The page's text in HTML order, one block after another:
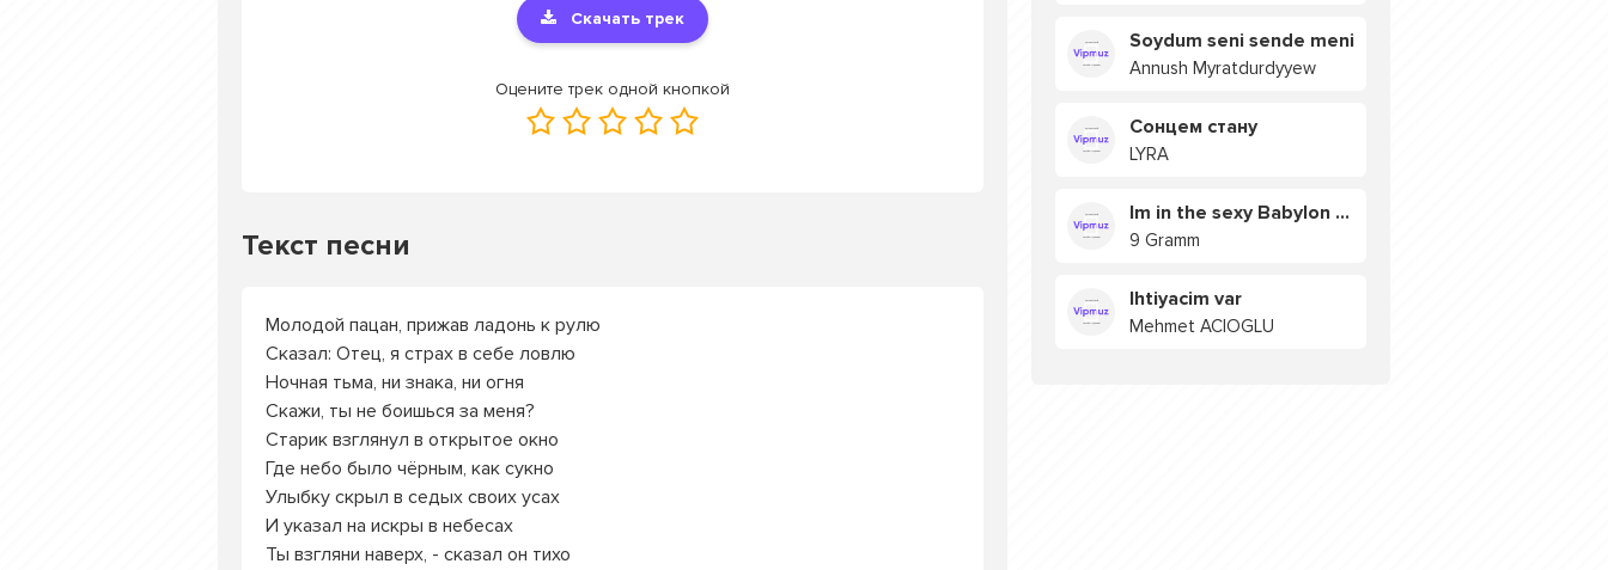
Скачать трек
Оцените трек одной кнопкой
Текст песни
Молодой пацан, прижав ладонь к рулю
Сказал: Отец, я страх в себе ловлю
Ночная тьма, ни знака, ни огня
Скажи, ты не боишься за меня?
Старик взглянул в открытое окно
Где небо было чёрным, как сукно
Улыбку скрыл в седых своих усах
И указал на искры в небесах
Ты взгляни наверх, - сказал он тихо
Soydum seni sende meni
Annush Myratdurdyyew
Сонцем стану
LYRA
Im in the sexy Babylon БУЯ
9 Gramm
Ihtiyacim var
Mehmet ACIOGLU